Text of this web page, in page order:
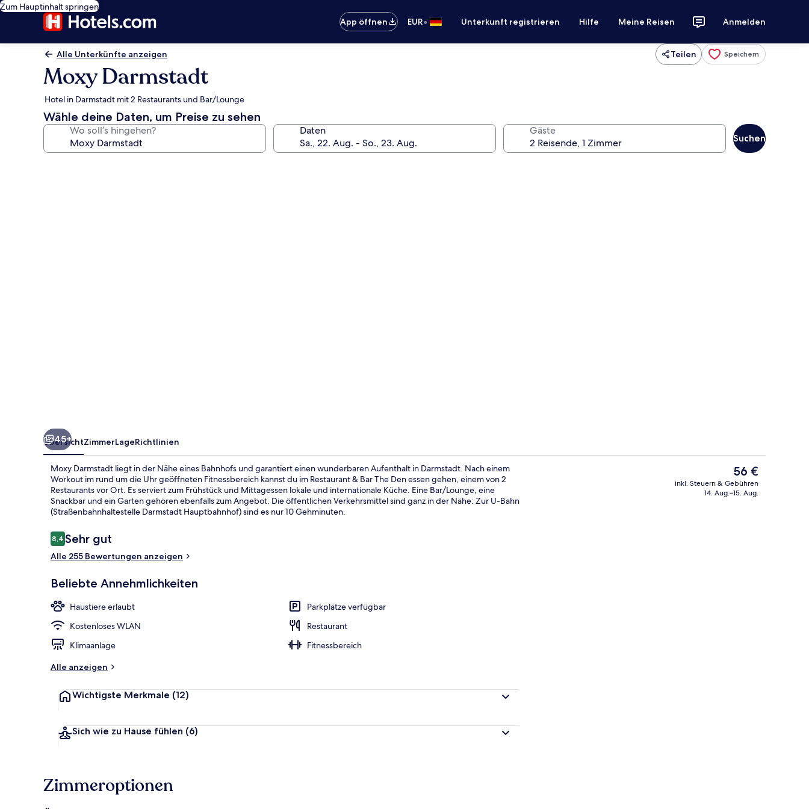
Zum Hauptinhalt springen
App öffnen
EUR• Unterkunft registrieren Hilfe Meine Reisen Anmelden
Alle Unterkünfte anzeigen Teilen Speichern
Moxy Darmstadt
Hotel in Darmstadt mit 2 Restaurants und Bar/Lounge
Wähle deine Daten, um Preise zu sehen
Wo soll’s hingehen? Daten Gäste
Suchen
Außenbereich Tagungsbereich
45+
ÜbersichtZimmerLageRichtlinien
Moxy Darmstadt liegt in der Nähe eines Bahnhofs und garantiert einen wunderbaren Aufenthalt in Darmstadt. Nach einem
Workout im rund um die Uhr geöffneten Fitnessbereich kannst du im Restaurant & Bar The Den essen gehen, einem von 2
Restaurants vor Ort. Es serviert zum Frühstück und Mittagessen lokale und internationale Küche. Eine Bar/Lounge, eine
Snackbar und ein Garten gehören ebenfalls zum Angebot. Die öffentlichen Verkehrsmittel sind ganz in der Nähe: Zur U-Bahn
(Straßenbahnhaltestelle Darmstadt Hauptbahnhof) sind es nur 10 Gehminuten.
Bewertungen
8,48,4 von 10.
Sehr gut
Alle 255 Bewertungen anzeigen
Beliebte Annehmlichkeiten
Haustiere erlaubt
Parkplätze verfügbar
Kostenloses WLAN
Restaurant
Klimaanlage
Fitnessbereich
Alle anzeigen
Wichtigste Merkmale (12)
Sich wie zu Hause fühlen (6)
Der
aktuelle
Preis
56 €
inkl. Steuern & Gebühren
14. Aug.–15. Aug.
Zimmeroptionen